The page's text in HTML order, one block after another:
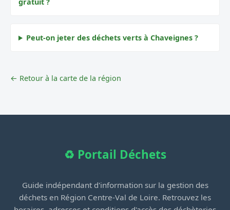
Peut-on jeter des déchets verts à Chaveignes ?
← Retour à la carte de la région
♻️ Portail Déchets
Guide indépendant d'information sur la gestion des
déchets en Région Centre-Val de Loire. Retrouvez les